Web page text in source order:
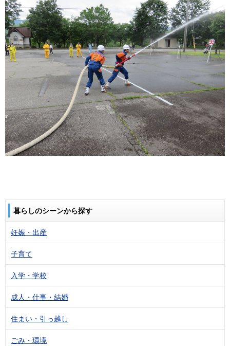
暮らしのシーンから探す
妊娠・出産
子育て
入学・学校
成人・仕事・結婚
住まい・引っ越し
ごみ・環境